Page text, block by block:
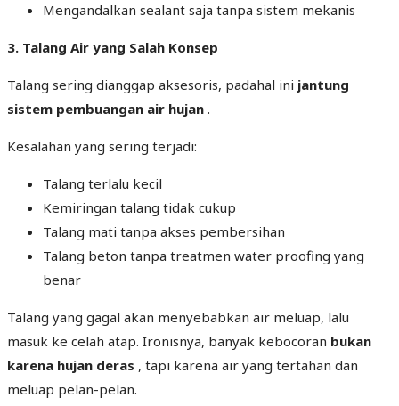
Mengandalkan sealant saja tanpa sistem mekanis
3. Talang Air yang Salah Konsep
Talang sering dianggap aksesoris, padahal ini jantung
sistem pembuangan air hujan .
Kesalahan yang sering terjadi:
Talang terlalu kecil
Kemiringan talang tidak cukup
Talang mati tanpa akses pembersihan
Talang beton tanpa treatmen water proofing yang
benar
Talang yang gagal akan menyebabkan air meluap, lalu
masuk ke celah atap. Ironisnya, banyak kebocoran bukan
karena hujan deras , tapi karena air yang tertahan dan
meluap pelan-pelan.